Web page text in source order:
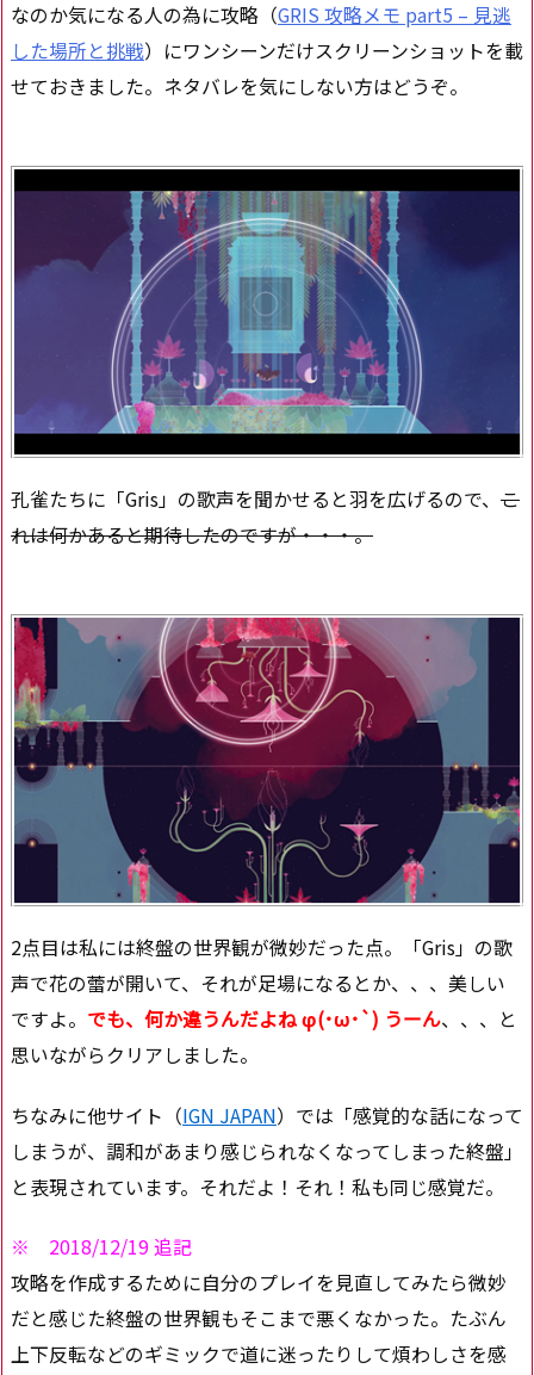
なのか気になる人の為に攻略（GRIS 攻略メモ part5 – 見逃
した場所と挑戦）にワンシーンだけスクリーンショットを載
せておきました。ネタバレを気にしない方はどうぞ。
孔雀たちに「Gris」の歌声を聞かせると羽を広げるので、 こ
れは何かあると期待したのですが・・・。
2点目は私には終盤の世界観が微妙だった点。「Gris」の歌
声で花の蕾が開いて、それが足場になるとか、、、美しい
ですよ。 でも、何か違うんだよね φ(･ω･`) うーん、、、と
思いながらクリアしました。
ちなみに他サイト（IGN JAPAN）では「感覚的な話になって
しまうが、調和があまり感じられなくなってしまった終盤」
と表現されています。それだよ！それ！私も同じ感覚だ。
※ 2018/12/19 追記
攻略を作成するために自分のプレイを見直してみたら微妙
だと感じた終盤の世界観もそこまで悪くなかった。たぶん
上下反転などのギミックで道に迷ったりして煩わしさを感